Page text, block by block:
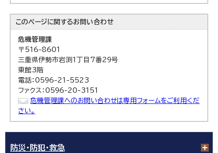
このページに関するお問い合わせ
危機管理課
〒516-8601
三重県伊勢市岩渕1丁目7番29号
東館3階
電話：0596-21-5523
ファクス：0596-20-3151
危機管理課へのお問い合わせは専用フォームをご利用くだ
さい。
防災・防犯・救急